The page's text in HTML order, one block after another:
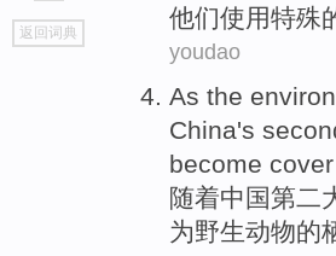
go
top
返回词典
他们使用特殊
youdao
As the
China's
become
随着中国第二
为野生动物的